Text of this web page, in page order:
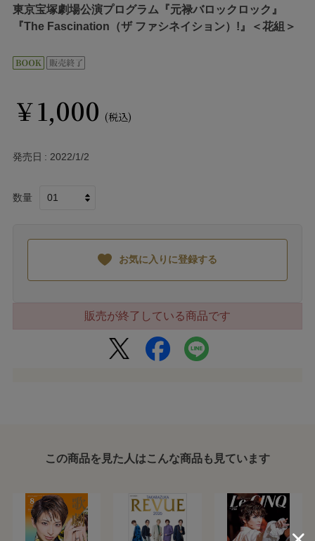
東京宝塚劇場公演プログラム『元禄バロックロック』
『The Fascination（ザ ファシネイション）!』＜花組＞
￥1,000 (税込)
発売日 2022/1/2
数量
お気に入りに登録する
販売が終了している商品です
この商品を見た人はこんな商品も見ています